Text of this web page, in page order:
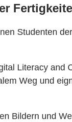
Studenten
Literacy
Weg und
Bildern und